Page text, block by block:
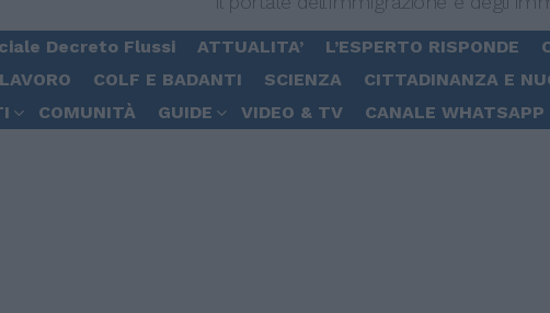
Decreto Flussi ATTUALITA’ L’ESPERTO RISPONDE
COLF E BADANTI SCIENZA
CITTADINANZA E
COMUNITÀ GUIDE VIDEO & TV CANALE WHATSAPP